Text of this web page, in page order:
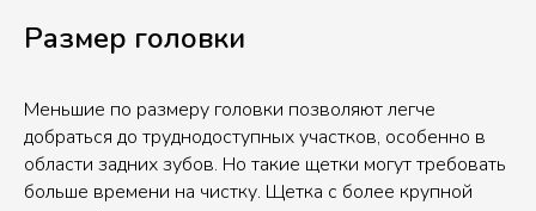
Размер головки
Меньшие по размеру головки позволяют легче
добраться до труднодоступных участков, особенно в
области задних зубов. Но такие щетки могут требовать
больше времени на чистку. Щетка с более крупной